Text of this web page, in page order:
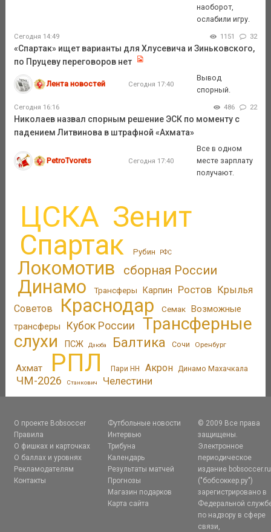
наоборот,
ослабили игру.
Сегодня 14:49 1151 32
«Спартак» ищет варианты для Хлусевича и Зиньковского,
по Пруцеву переговоров нет
Лента новостей Сегодня 17:40
Вывод
спорный.
Сегодня 16:16 486 22
Николаев назвал спорным решение ЭСК по моменту с
падением Литвинова в штрафной «Ахмата»
PetroTvorets Сегодня 17:40
Все в одном
месте зарплату
получают.
ЦСКА Зенит
Спартак Рубин РФС
Локомотив сборная России
Динамо Трансферы Карпин Ростов Крылья
Советов
Краснодар Семак Возможные
трансферы
Кубок России
Трансферные
слухи
ПСЖ Дзюба Балтика Сочи Оренбург
Ахмат РПЛ Пари НН Акрон Динамо Махачкала
ЧМ-2026 Станкович Челестини
О проекте Bobsoccer
Правила
О фишках и карточках
О баллах и уровнях
Рекламодателям
Контакты
Футбольные новости
Интервью
Трибуна
Календарь
Результаты матчей
Прогнозы
Магазин подарков
Карта сайта
© 2009 Все права
защищены.
Электронное
периодическое
издание bobsoccer.ru
("бобсоккер.ру")
зарегистрировано в
Федеральной
по надзору в сфере
связи,